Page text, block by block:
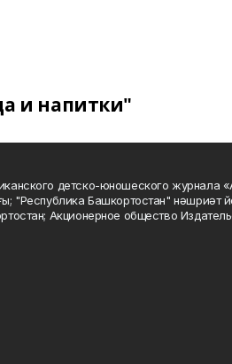
и напитки"
детско-юношеского журнала
"Республика Башкортостан" нәшриәт
Акционерное общество